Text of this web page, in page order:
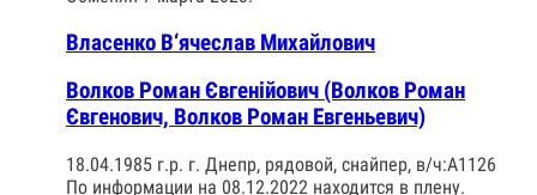
Власенко В‘ячеслав Михайлович
Волков Роман Євгенійович (Волков Роман
Євгенович, Волков Роман Евгеньевич)
18.04.1985 г.р. г. Днепр, рядовой, снайпер, в/ч:А1126
По информации на 08.12.2022 находится в плену.